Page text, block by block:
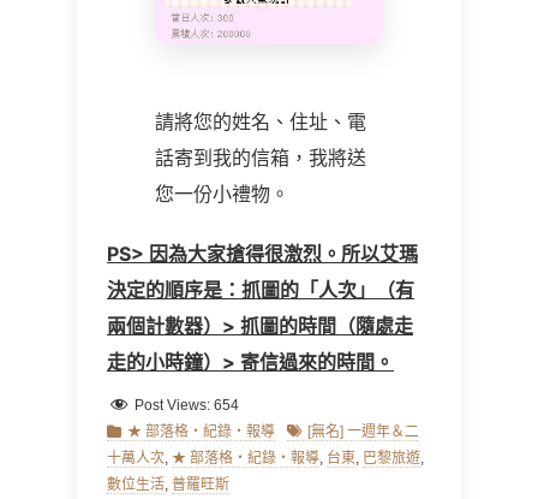
請將您的姓名、住址、電
話寄到我的信箱，我將送
您一份小禮物。
PS> 因為大家搶得很激烈。所以艾瑪
決定的順序是：抓圖的「人次」（有
兩個計數器）> 抓圖的時間（隨處走
走的小時鐘）> 寄信過來的時間。
Post Views: 654
Categories
★ 部落格‧紀錄‧報導 Tags[無名] 一週年＆二
十萬人次, ★ 部落格‧紀錄‧報導, 台東, 巴黎旅遊,
數位生活, 普羅旺斯